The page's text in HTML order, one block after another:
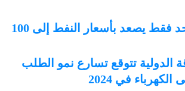
سيناريو واحد فقط يصعد بأسعار النفط إلى 100
الدولية تتوقع تسارع نمو الطلب
في 2024